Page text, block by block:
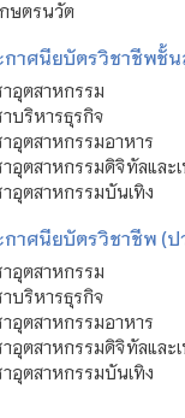
ษตรนวัต
าศนียบัตรวิชาชีพชั้น
อุตสาหกรรม
บริหารธุรกิจ
อุตสาหกรรมอาหาร
อุตสาหกรรมดิจิทัลและ
อุตสาหกรรมบันเทิง
าศนียบัตรวิชาชีพ (ป
อุตสาหกรรม
บริหารธุรกิจ
อุตสาหกรรมอาหาร
อุตสาหกรรมดิจิทัลและ
อุตสาหกรรมบันเทิง